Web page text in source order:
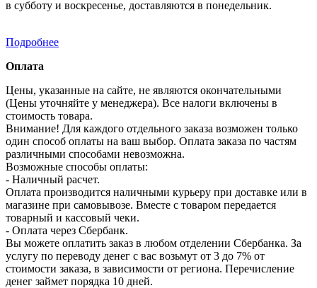
в субботу и воскресенье, доставляются в понедельник.
Подробнее
Оплата
Цены, указанные на сайте, не являются окончательными
(Цены уточняйте у менеджера). Все налоги включены в
стоимость товара.
Внимание! Для каждого отдельного заказа возможен только
один способ оплаты на ваш выбор. Оплата заказа по частям
различными способами невозможна.
Возможные способы оплаты:
- Наличный расчет.
Оплата производится наличными курьеру при доставке или в
магазине при самовывозе. Вместе с товаром передается
товарный и кассовый чеки.
- Оплата через Сбербанк.
Вы можете оплатить заказ в любом отделении Сбербанка. За
услугу по переводу денег с вас возьмут от 3 до 7% от
стоимости заказа, в зависимости от региона. Перечисление
денег займет порядка 10 дней.